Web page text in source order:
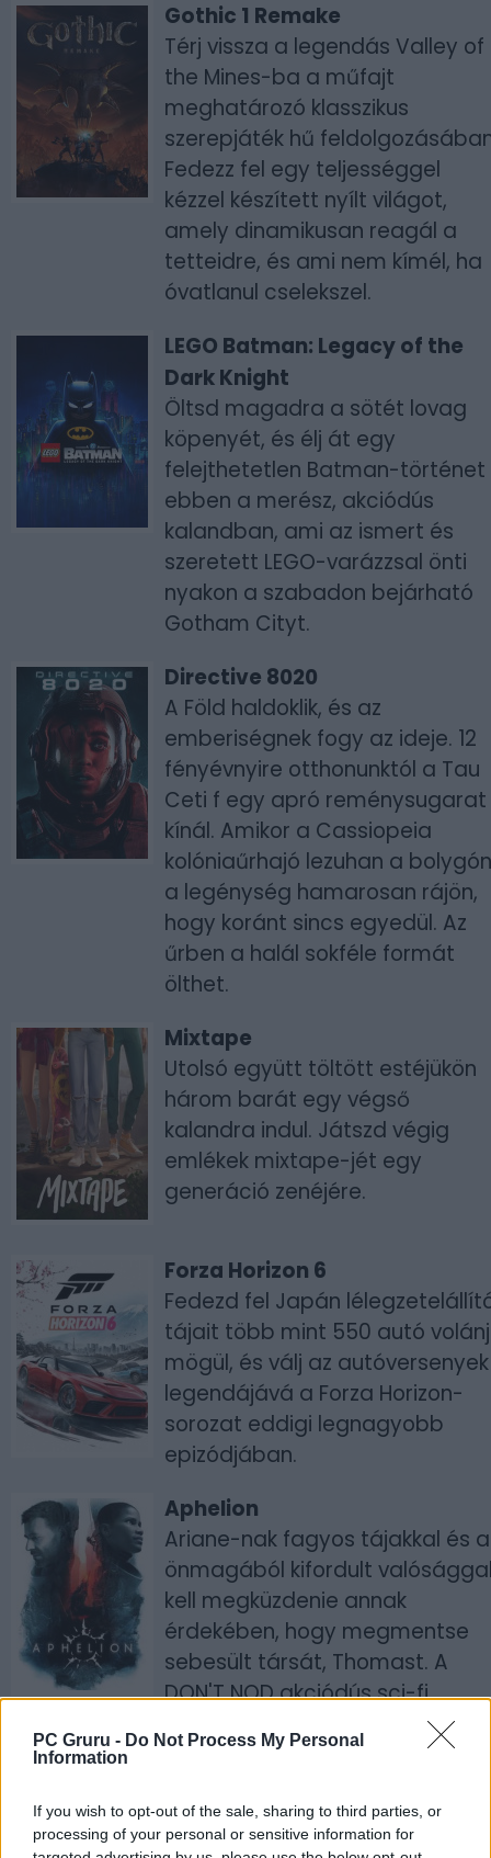
PC Gruru - Do Not Process My Personal
Information
If you wish to opt-out of the sale, sharing to third parties, or
processing of your personal or sensitive information for
Gothic 1 Remake
Térj vissza a legendás Valley of
the Mines-ba a műfajt
meghatározó klasszikus
szerepjáték hű
Fedezz fel egy teljességgel
kézzel készített nyílt világot,
amely dinamikusan reagál a
tetteidre, és ami nem kímél, ha
óvatlanul cselekszel.
LEGO Batman: Legacy of the
Dark Knight
Öltsd magadra a sötét lovag
köpenyét, és élj át egy
felejthetetlen Batman-történet
ebben a merész, akciódús
kalandban, ami az ismert és
szeretett LEGO-varázzsal önti
nyakon a szabadon bejárható
Gotham Cityt.
Directive 8020
A Föld haldoklik, és az
emberiségnek fogy az ideje. 12
fényévnyire otthonunktól a Tau
Ceti f egy apró reménysugarat
kínál. Amikor a Cassiopeia
kolóniaűrhajó lezuhan a
a legénység hamarosan rájön,
hogy koránt sincs egyedül. Az
űrben a halál sokféle formát
ölthet.
Mixtape
Utolsó együtt töltött estéjükön
három barát egy végső
kalandra indul. Játszd végig
emlékek mixtape-jét egy
generáció zenéjére.
Forza Horizon 6
Fedezd fel Japán
tájait több mint 550 autó
mögül, és válj az autóversenyek
legendájává a Forza Horizon-
sorozat eddigi legnagyobb
epizódjában.
Aphelion
Ariane-nak fagyos tájakkal és
önmagából kifordult
kell megküzdenie annak
érdekében, hogy megmentse
sebesült társát, Thomast. A
DON'T NOD akciódús sci-fi
kalandja ötvözi a felfedezést az
intenzív lopakodós részekkel.
Gray Zone Warfare
Lépj be egy magas tétekkel teli,